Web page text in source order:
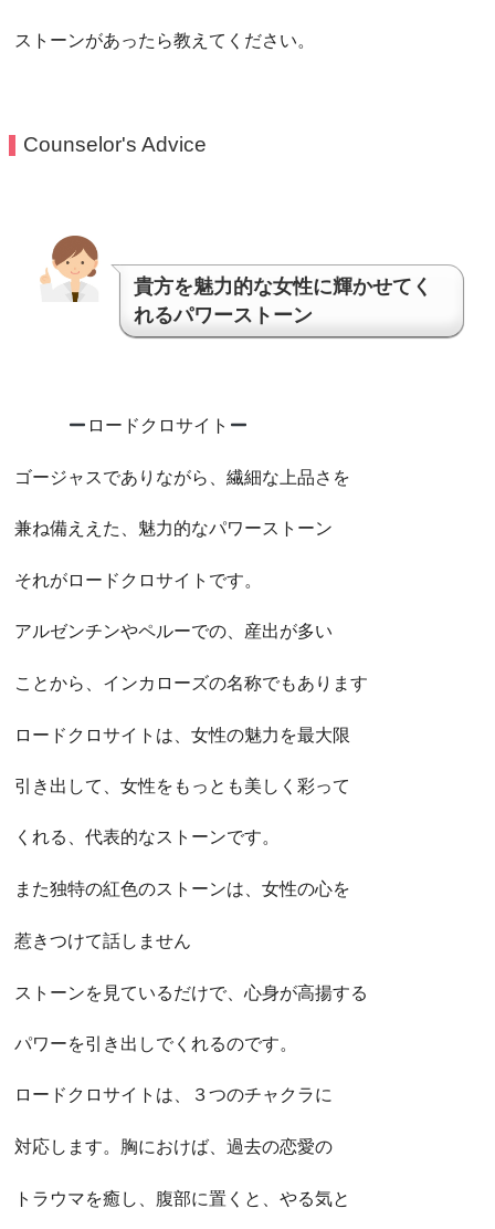
ストーンがあったら教えてください。
Counselor's Advice
貴方を魅力的な女性に輝かせてく
れるパワーストーン
ロードクロサイト
ゴージャスでありながら、繊細な上品さを
兼ね備ええた、魅力的なパワーストーン
それがロードクロサイトです。
アルゼンチンやペルーでの、産出が多い
ことから、インカローズの名称でもあります
ロードクロサイトは、女性の魅力を最大限
引き出して、女性をもっとも美しく彩って
くれる、代表的なストーンです。
また独特の紅色のストーンは、女性の心を
惹きつけて話しません
ストーンを見ているだけで、心身が高揚する
パワーを引き出しでくれるのです。
ロードクロサイトは、３つのチャクラに
対応します。胸におけば、過去の恋愛の
トラウマを癒し、腹部に置くと、やる気と